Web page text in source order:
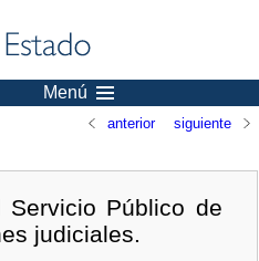
Menú
anterior siguiente
Público de
judiciales.